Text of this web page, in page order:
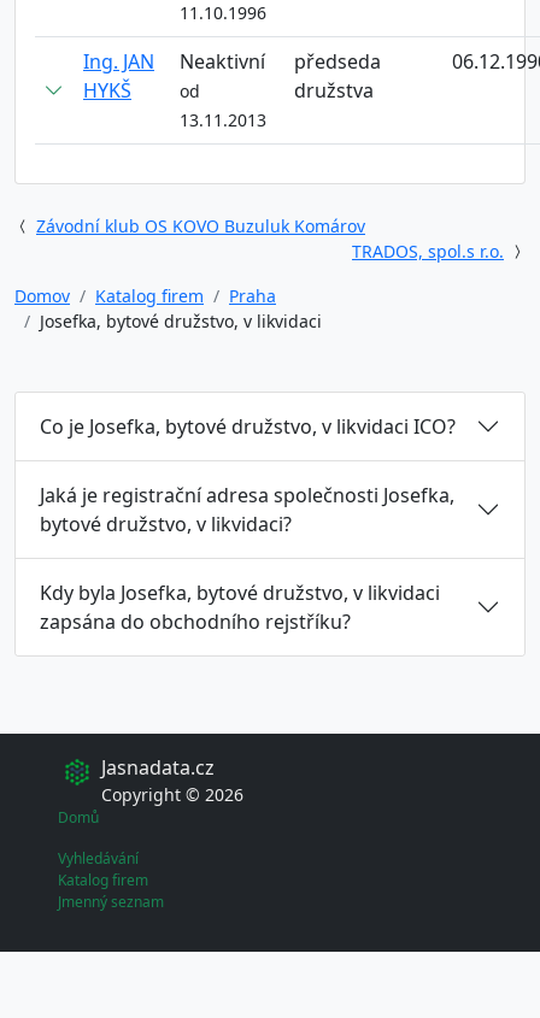
11.10.1996
Ing. JAN
HYKŠ
Neaktivní
od
13.11.2013
předseda
družstva
Závodní klub OS KOVO Buzuluk Komárov
TRADOS, spol.s r.o.
Domov
Katalog firem
Praha
Josefka, bytové družstvo, v likvidaci
Co je Josefka, bytové družstvo, v likvidaci ICO?
Jaká je registrační adresa společnosti Josefka,
bytové družstvo, v likvidaci?
Kdy byla Josefka, bytové družstvo, v likvidaci
zapsána do obchodního rejstříku?
Jasnadata.cz
Copyright © 2026
Domů
Vyhledávání
Katalog firem
Jmenný seznam